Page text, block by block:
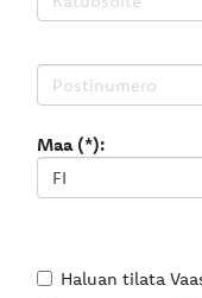
Maa (*):
Haluan tilata